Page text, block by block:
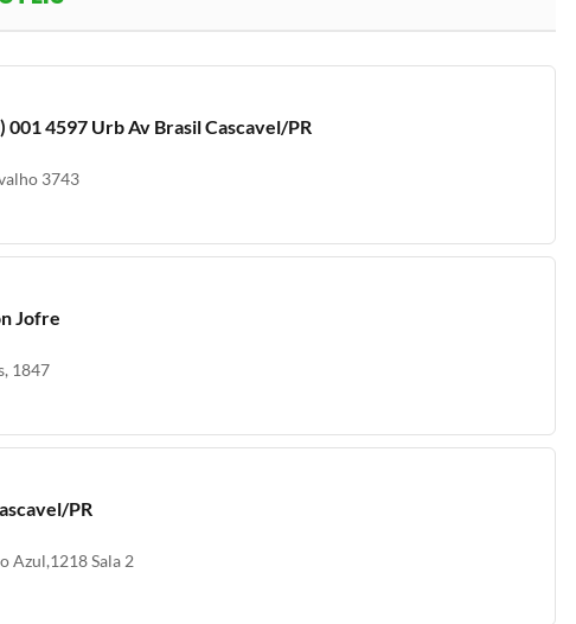
001 4597 Urb Av Brasil Cascavel/PR
3743
Jofre
1847
PR
Azul,1218 Sala 2